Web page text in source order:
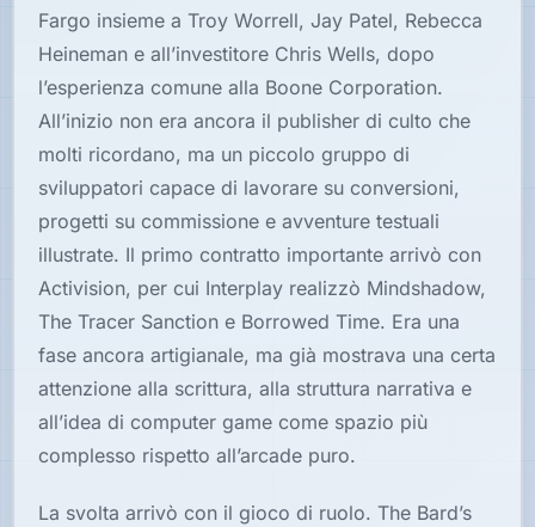
Interviste
Hardware
PIATTAFORME
Tutte
le
piattaforme
Console
Computer
Fargo insieme a Troy Worrell, Jay Patel, Rebecca
Heineman e all’investitore Chris Wells, dopo
l’esperienza comune alla Boone Corporation.
All’inizio non era ancora il publisher di culto che
molti ricordano, ma un piccolo gruppo di
sviluppatori capace di lavorare su conversioni,
progetti su commissione e avventure testuali
illustrate. Il primo contratto importante arrivò con
Activision, per cui Interplay realizzò Mindshadow,
The Tracer Sanction e Borrowed Time. Era una
fase ancora artigianale, ma già mostrava una certa
attenzione alla scrittura, alla struttura narrativa e
all’idea di computer game come spazio più
complesso rispetto all’arcade puro.
La svolta arrivò con il gioco di ruolo. The Bard’s